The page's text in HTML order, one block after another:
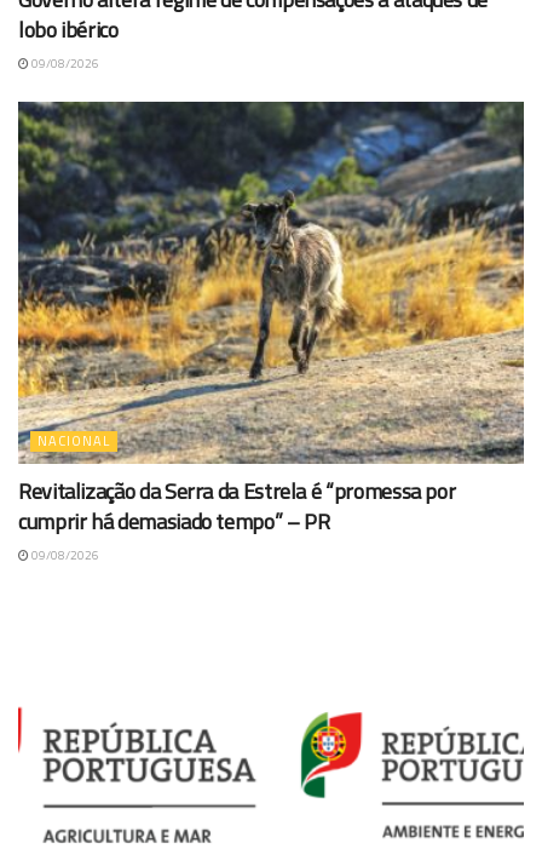
lobo ibérico
09/08/2026
NACIONAL
Revitalização da Serra da Estrela é “promessa por
cumprir há demasiado tempo” – PR
09/08/2026